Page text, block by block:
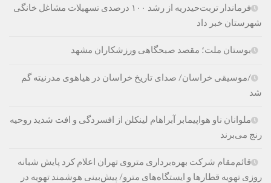
فرماندار تربت‌حیدریه از رشد ۱۰۰ درصدی تسهیلات مشاغل خانگی
شهرستان خبر داد
بوستان ملت؛ مقصد صبحگاهی ورزشکاران مشهد
/موسیقی خراسان/ صدای تاریخ خراسان در هیاهوی مدرنیته گم
شد
ملوانان ناو هواپیمابر آبراهام لینکلن از افسردگی و افت شدید روحیه
رنج می‌برند
قائم‌مقام شرکت بهره‌برداری متروی تهران اعلام کرد پایش شبانه
روزی تهویه قطارها و ایستگاه‌های مترو/ پیش‌بینی هوشمند تهویه در